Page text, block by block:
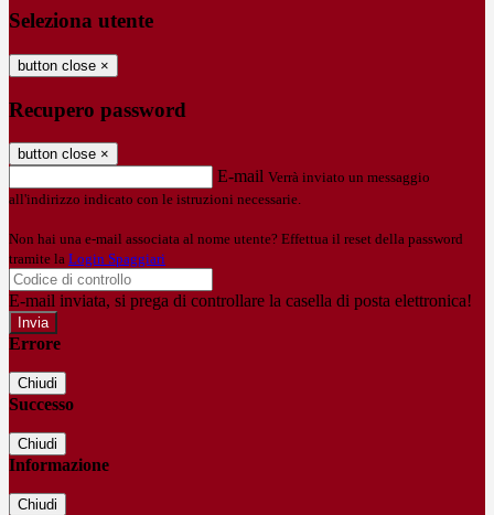
Seleziona utente
button close ×
Recupero password
button close ×
E-mail Verrà inviato un messaggio
all'indirizzo indicato con le istruzioni necessarie.
Non hai una e-mail associata al nome utente? Effettua il reset della password
tramite la Login Spaggiari
E-mail inviata, si prega di controllare la casella di posta elettronica!
Errore
Chiudi
Successo
Chiudi
Informazione
Chiudi